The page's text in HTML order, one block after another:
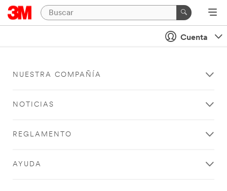
Cuenta
NUESTRA COMPAÑÍA
NOTICIAS
REGLAMENTO
AYUDA